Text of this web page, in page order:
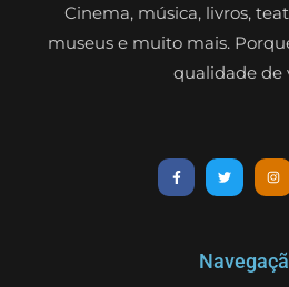
Cinema, música, livros,
museus e muito mais.
qualidade de